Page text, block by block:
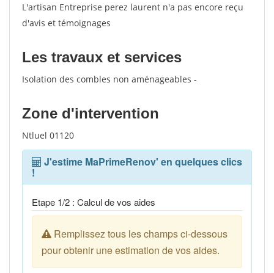
L'artisan Entreprise perez laurent n'a pas encore reçu
d'avis et témoignages
Les travaux et services
Isolation des combles non aménageables -
Zone d'intervention
Ntluel 01120